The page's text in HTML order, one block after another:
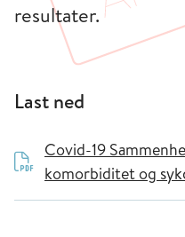
resultater.
Last ned
Covid-19
komorbiditet og